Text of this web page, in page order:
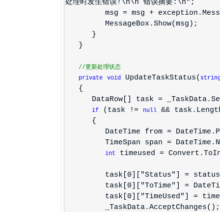
处理时发生错误!\n\n 错误摘要:\n";
msg = msg +
MessageBox.Show(msg);
}
}
//更新处理状态
private
void UpdateTaskStatus(
{
DataRow[] task =
if (task != null
&&
{
DateTime from =
TimeSpan span =
int timeused =
task[0]["Status"] =
task[0]["ToTime"] =
task[0]["TimeUsed"] =
_TaskData.AcceptChanges();